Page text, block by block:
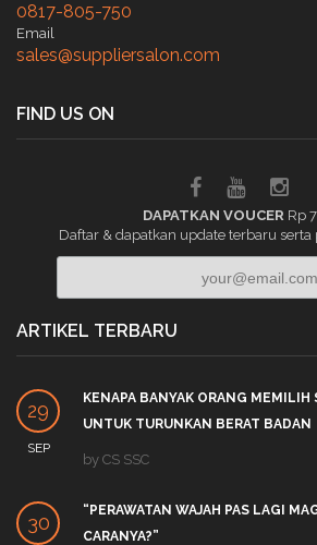
0817-805-750
Email
sales@suppliersalon.com
FIND US ON
DAPATKAN VOUCER Rp
Daftar & dapatkan update terbaru serta
ARTIKEL TERBARU
29
SEP
KENAPA BANYAK ORANG
UNTUK TURUNKAN BERAT BADAN
by CS SSC
30
“PERAWATAN WAJAH PAS LAGI
CARANYA?”